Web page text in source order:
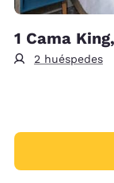
1 Cama
2 huéspedes